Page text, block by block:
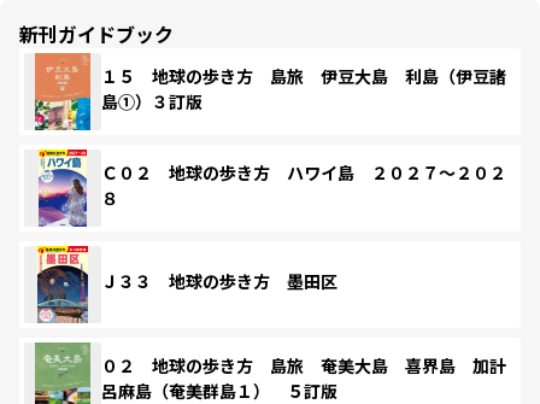
新刊ガイドブック
１５ 地球の歩き方 島旅 伊豆大島 利島（伊豆諸
島①）３訂版
Ｃ０２ 地球の歩き方 ハワイ島 ２０２７～２０２
８
Ｊ３３ 地球の歩き方 墨田区
０２ 地球の歩き方 島旅 奄美大島 喜界島 加計
呂麻島（奄美群島１） ５訂版